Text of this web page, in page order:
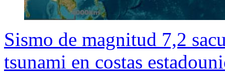
Sismo de magnitud 7,2
tsunami en costas